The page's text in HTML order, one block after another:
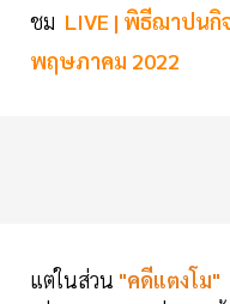
ชม LIVE | พิธีฌาปน
พฤษภาคม 2022
แต่ในส่วน "คดีแตงโม"